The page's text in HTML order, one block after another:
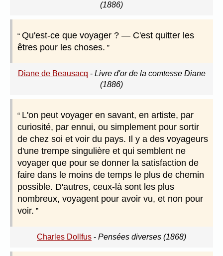
(1886)
Qu'est-ce que voyager ? — C'est quitter les
êtres pour les choses.
Diane de Beausacq - Livre d'or de la comtesse Diane
(1886)
L'on peut voyager en savant, en artiste, par
curiosité, par ennui, ou simplement pour sortir
de chez soi et voir du pays. Il y a des voyageurs
d'une trempe singulière et qui semblent ne
voyager que pour se donner la satisfaction de
faire dans le moins de temps le plus de chemin
possible. D'autres, ceux-là sont les plus
nombreux, voyagent pour avoir vu, et non pour
voir.
Charles Dollfus - Pensées diverses (1868)